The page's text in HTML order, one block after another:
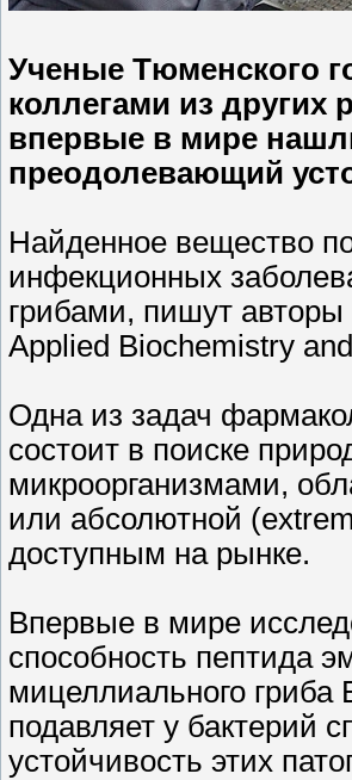
Ученые Тюменского
коллегами из других
впервые в мире
преодолевающий
Найденное вещество
инфекционных
грибами, пишут
Applied Biochemistry
Одна из задач
состоит в поиске
микроорганизмами,
или абсолютной
доступным на рынке.
Впервые в мире
способность пептида
мицеллиального
подавляет у бактерий
устойчивость этих